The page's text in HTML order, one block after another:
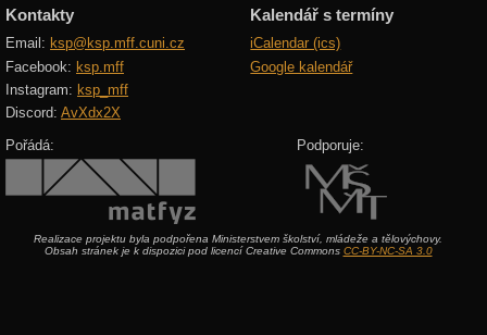
Kontakty
Email: ksp@ksp.mff.cuni.cz
Facebook: ksp.mff
Instagram: ksp_mff
Discord: AvXdx2X
Kalendář s termíny
iCalendar (ics)
Google kalendář
Pořádá: Podporuje:
Realizace projektu byla podpořena Ministerstvem školství, mládeže a tělovýchovy.
Obsah stránek je k dispozici pod licencí Creative Commons CC-BY-NC-SA 3.0